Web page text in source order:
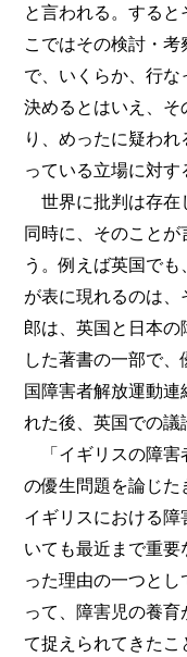
と言われる。すると
こではその検討・考
で、いくらか、行
決めるとはいえ、
り、めったに疑わ
っている立場に対す
世界に批判は存在
同時に、そのこと
う。例えば英国で
が表に現れるのは
郎は、英国と日本
した著書の一部で
国障害者解放運動
れた後、英国での議
「イギリスの障害
の優生問題を論じた
イギリスにおける
いても最近まで重
った理由の一つと
って、障害児の養
て捉えられてきたこ